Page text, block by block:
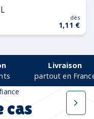
dès
1,11 €
Livraison
partout en
cas